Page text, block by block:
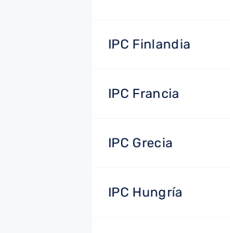
IPC Finlandia
IPC Francia
IPC Grecia
IPC Hungría